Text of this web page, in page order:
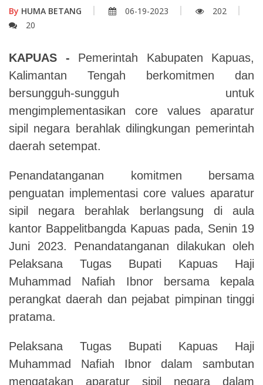
By HUMA BETANG 06-19-2023
202
20
KAPUAS - Pemerintah Kabupaten Kapuas,
Kalimantan Tengah berkomitmen dan
bersungguh-sungguh untuk
mengimplementasikan core values aparatur
sipil negara berahlak dilingkungan pemerintah
daerah setempat.
Penandatanganan komitmen bersama
penguatan implementasi core values aparatur
sipil negara berahlak berlangsung di aula
kantor Bappelitbangda Kapuas pada, Senin 19
Juni 2023. Penandatanganan dilakukan oleh
Pelaksana Tugas Bupati Kapuas Haji
Muhammad Nafiah Ibnor bersama kepala
perangkat daerah dan pejabat pimpinan tinggi
pratama.
Pelaksana Tugas Bupati Kapuas Haji
Muhammad Nafiah Ibnor dalam sambutan
mengatakan aparatur sipil negara dalam